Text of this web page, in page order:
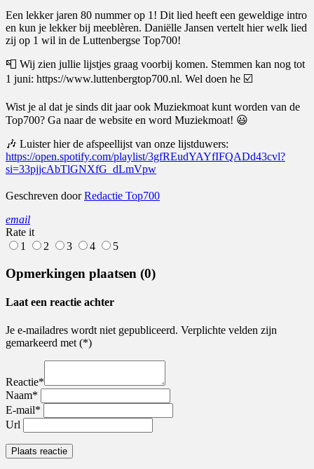
Een lekker jaren 80 nummer op 1! Dit lied heeft een geweldige intro
en kun je lekker bij meeblèren. Daniëlle Jansen vertelt hier welk lied
zij op 1 wil in de Luttenbergse Top700!
📮 Wij zien jullie lijstjes graag voorbij komen. Stemmen kan nog tot
1 juni: https://www.luttenbergtop700.nl. Wel doen he ☑️
Wist je al dat je sinds dit jaar ook Muziekmoat kunt worden van de
Top700? Ga naar de website en word Muziekmoat! 😃
🎶 Luister hier de afspeellijst van onze lijstduwers:
https://open.spotify.com/playlist/3gfREudYAYfIFQADd43cvl?
si=33pjjcAbTlGNXfG_dLmVpw
Geschreven doorRedactie Top700
email
Rate it
1
2 3 4 5
Opmerkingen plaatsen (0)
Laat een reactie achter
Je e-mailadres wordt niet gepubliceerd. Verplichte velden zijn
gemarkeerd met (*)
Reactie*
Naam*
E-mail*
Url